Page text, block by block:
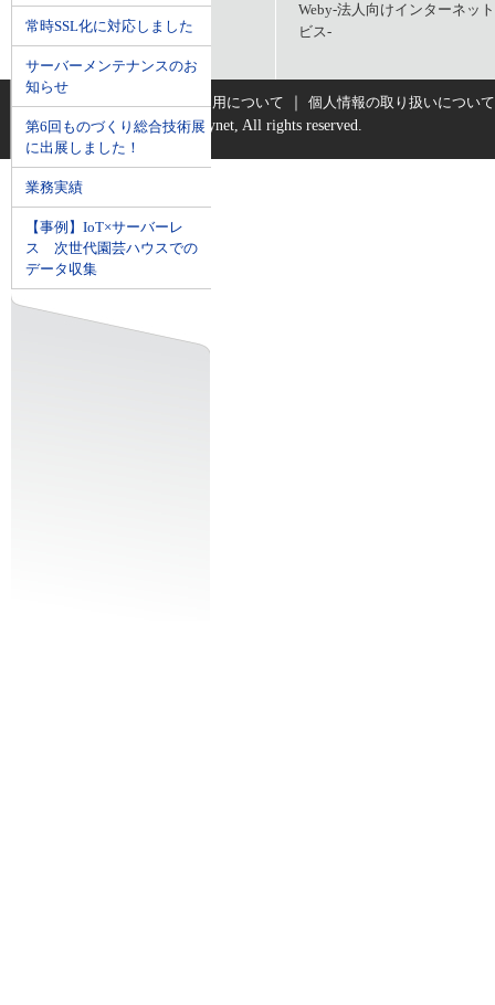
常時SSL化に対応しました
サーバーメンテナンスのお
知らせ
第6回ものづくり総合技術展
に出展しました！
業務実績
【事例】IoT×サーバーレ
ス 次世代園芸ハウスでの
データ収集
Weby-法人向けインターネッ
ビス-
RSSについて サイトご利用について ｜ 個人情報の取り扱いについて
Copyright © 2001-2026 Citynet, All rights reserved.